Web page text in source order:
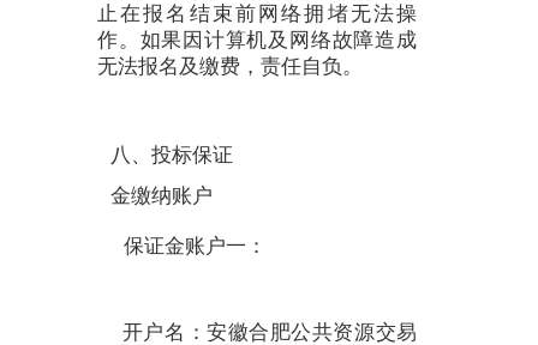
止在报名结束前网络拥堵无法操
作。如果因计算机及网络故障造成
无法报名及缴费，责任自负。
八、投标保证
金缴纳账户
保证金账户一：
开户名：安徽合肥公共资源交易